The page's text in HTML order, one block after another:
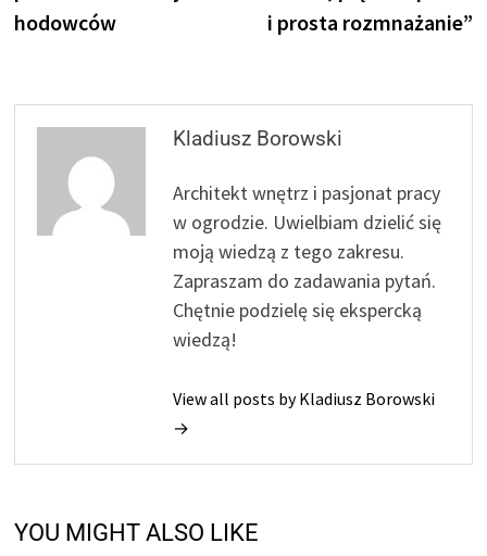
hodowców
i prosta rozmnażanie”
Kladiusz Borowski
Architekt wnętrz i pasjonat pracy
w ogrodzie. Uwielbiam dzielić się
moją wiedzą z tego zakresu.
Zapraszam do zadawania pytań.
Chętnie podzielę się ekspercką
wiedzą!
View all posts by Kladiusz Borowski
→
YOU MIGHT ALSO LIKE